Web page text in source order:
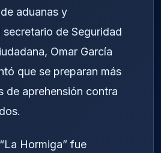
aduanas y
secretario de Seguridad
Omar García
que se preparan más
de aprehensión contra
Hormiga” fue